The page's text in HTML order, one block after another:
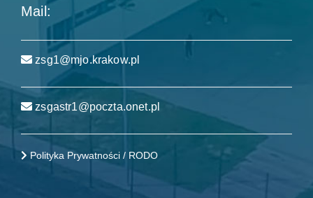
Mail:
zsg1@mjo.krakow.pl
zsgastr1@poczta.onet.pl
Polityka Prywatności / RODO